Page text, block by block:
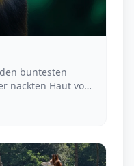
buntesten
nackten Haut von